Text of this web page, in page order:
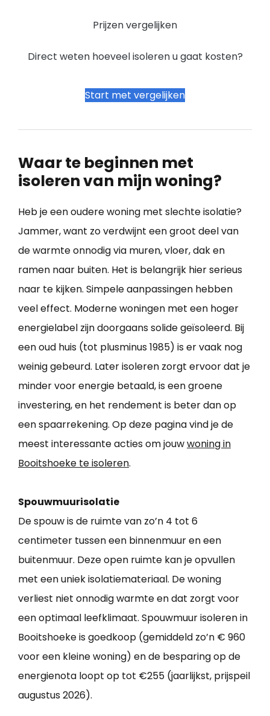
Prijzen vergelijken
Direct weten hoeveel isoleren u gaat kosten?
Start met vergelijken
Waar te beginnen met
isoleren van mijn woning?
Heb je een oudere woning met slechte isolatie?
Jammer, want zo verdwijnt een groot deel van
de warmte onnodig via muren, vloer, dak en
ramen naar buiten. Het is belangrijk hier serieus
naar te kijken. Simpele aanpassingen hebben
veel effect. Moderne woningen met een hoger
energielabel zijn doorgaans solide geïsoleerd. Bij
een oud huis (tot plusminus 1985) is er vaak nog
weinig gebeurd. Later isoleren zorgt ervoor dat je
minder voor energie betaald, is een groene
investering, en het rendement is beter dan op
een spaarrekening. Op deze pagina vind je de
meest interessante acties om jouwwoning in
Booitshoeke te isoleren.
Spouwmuurisolatie
De spouw is de ruimte van zo’n 4 tot 6
centimeter tussen een binnenmuur en een
buitenmuur. Deze open ruimte kan je opvullen
met een uniek isolatiemateriaal. De woning
verliest niet onnodig warmte en dat zorgt voor
een optimaal leefklimaat. Spouwmuur isoleren in
Booitshoeke is goedkoop (gemiddeld zo’n € 960
voor een kleine woning) en de besparing op de
energienota loopt op tot €255 (jaarlijkst, prijspeil
augustus 2026).